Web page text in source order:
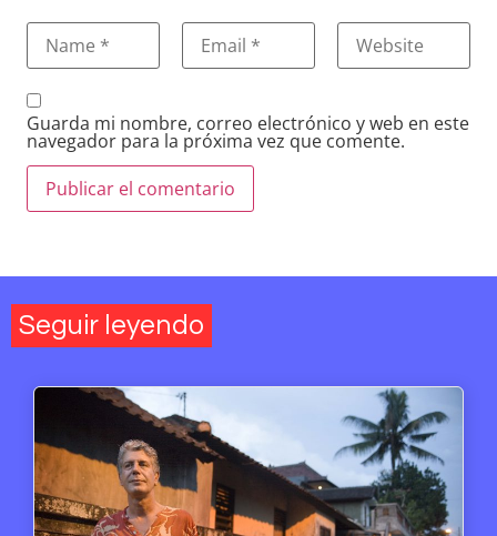
Guarda mi nombre, correo electrónico y web en este
navegador para la próxima vez que comente.
Seguir leyendo